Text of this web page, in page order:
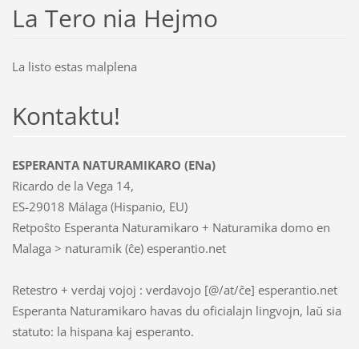
La Tero nia Hejmo
La listo estas malplena
Kontaktu!
ESPERANTA NATURAMIKARO (ENa)
Ricardo de la Vega 14,
ES-29018 Málaga (Hispanio, EU)
Retpoŝto Esperanta Naturamikaro + Naturamika domo en
Malaga > naturamik (ĉe) esperantio.net
Retestro + verdaj vojoj : verdavojo [@/at/ĉe] esperantio.net
Esperanta Naturamikaro havas du oficialajn lingvojn, laŭ sia
statuto: la hispana kaj esperanto.